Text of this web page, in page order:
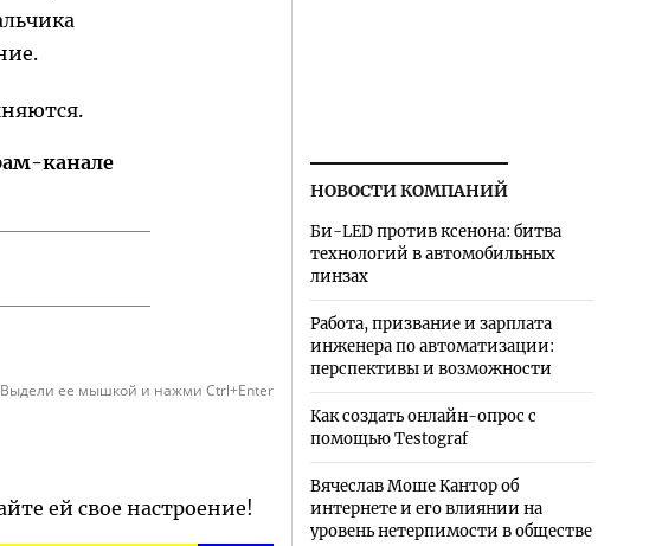
канале
Выдели ее мышкой и нажми Ctrl+Enter
ей свое настроение!
НОВОСТИ КОМПАНИЙ
Би-LED против ксенона: битва
технологий в автомобильных
линзах
Работа, призвание и зарплата
инженера по автоматизации:
перспективы и возможности
Как создать онлайн-опрос с
помощью Testograf
Вячеслав Моше Кантор об
интернете и его влиянии на
уровень нетерпимости в обществе